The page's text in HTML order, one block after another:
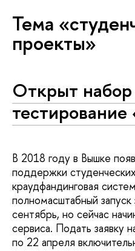
Тема
проекты»
Открыт набор
В 2018 году в Вышке
поддержки
краудфандинговая
полномасштабный запуск
сентябрь, но сейчас
сервиса. Подать заявку
по 22 апреля